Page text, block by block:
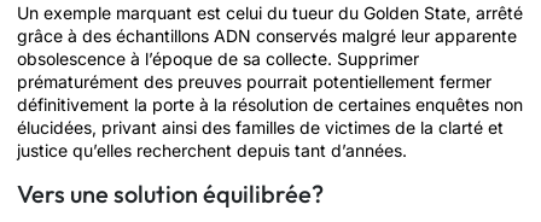
Un exemple marquant est celui du tueur du Golden State, arrêté
grâce à des échantillons ADN conservés malgré leur apparente
obsolescence à l’époque de sa collecte. Supprimer
prématurément des preuves pourrait potentiellement fermer
définitivement la porte à la résolution de certaines enquêtes non
élucidées, privant ainsi des familles de victimes de la clarté et
justice qu’elles recherchent depuis tant d’années.
Vers une solution équilibrée?